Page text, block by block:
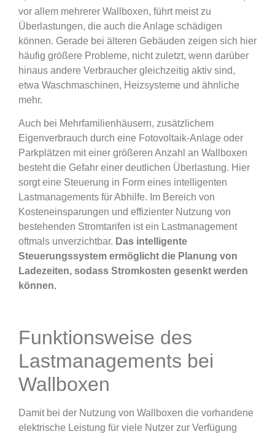
vor allem mehrerer Wallboxen, führt meist zu
Überlastungen, die auch die Anlage schädigen
können. Gerade bei älteren Gebäuden zeigen sich hier
häufig größere Probleme, nicht zuletzt, wenn darüber
hinaus andere Verbraucher gleichzeitig aktiv sind,
etwa Waschmaschinen, Heizsysteme und ähnliche
mehr.
Auch bei Mehrfamilienhäusern, zusätzlichem
Eigenverbrauch durch eine Fotovoltaik-Anlage oder
Parkplätzen mit einer größeren Anzahl an Wallboxen
besteht die Gefahr einer deutlichen Überlastung. Hier
sorgt eine Steuerung in Form eines intelligenten
Lastmanagements für Abhilfe. Im Bereich von
Kosteneinsparungen und effizienter Nutzung von
bestehenden Stromtarifen ist ein Lastmanagement
oftmals unverzichtbar. Das intelligente
Steuerungssystem ermöglicht die Planung von
Ladezeiten, sodass Stromkosten gesenkt werden
können.
Funktionsweise des
Lastmanagements bei
Wallboxen
Damit bei der Nutzung von Wallboxen die vorhandene
elektrische Leistung für viele Nutzer zur Verfügung